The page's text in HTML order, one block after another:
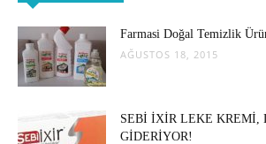
Farmasi Doğal Temizlik
AĞUSTOS 18, 2015
SEBİ İXİR LEKE KREMİ,
GİDERİYOR!